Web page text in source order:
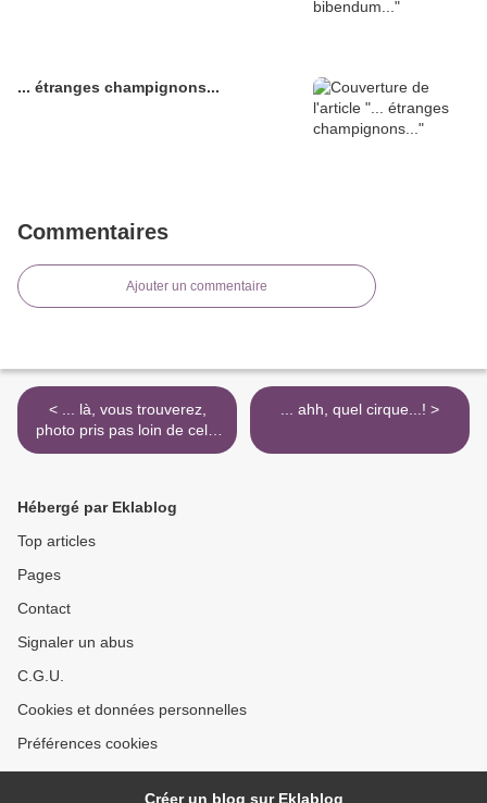
... étranges champignons...
Commentaires
Ajouter un commentaire
< ... là, vous trouverez,
photo pris pas loin de celle
d'hier !
... ahh, quel cirque...! >
Hébergé par Eklablog
Top articles
Pages
Contact
Signaler un abus
C.G.U.
Cookies et données personnelles
Préférences cookies
Créer un blog sur Eklablog